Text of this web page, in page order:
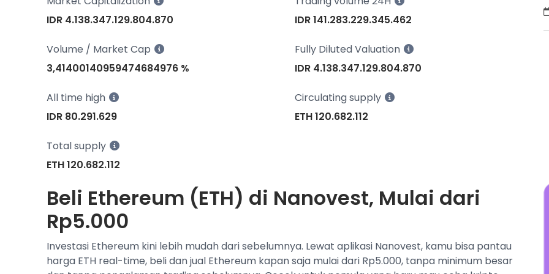
IDR 4.138.347.129.804.870
IDR 141.283.229.345.462
Volume / Market Cap
3,41400140959474684976 %
Fully Diluted Valuation
IDR 4.138.347.129.804.870
All time high
IDR 80.291.629
Circulating supply
ETH 120.682.112
Total supply
ETH 120.682.112
Beli Ethereum (ETH) di Nanovest, Mulai dari
Rp5.000
Investasi Ethereum kini lebih mudah dari sebelumnya. Lewat aplikasi Nanovest, kamu bisa pantau
harga ETH real-time, beli dan jual Ethereum kapan saja mulai dari Rp5.000, tanpa minimum besar